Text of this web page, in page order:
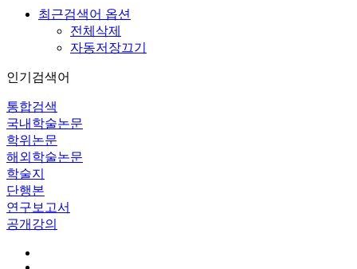
최근검색어 옵션
전체삭제
자동저장끄기
인기검색어
통합검색
국내학술논문
학위논문
해외학술논문
학술지
단행본
연구보고서
공개강의